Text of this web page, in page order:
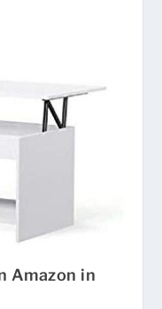
Amazon in